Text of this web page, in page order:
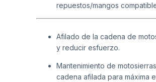
repuestos/mangos
Afilado de la cadena de
y reducir esfuerzo.
Mantenimiento de
cadena afilada para máxima